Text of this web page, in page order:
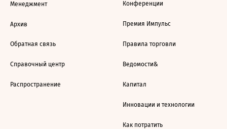
Менеджмент
Архив
Обратная связь
Справочный центр
Распространение
Конференции
Премия Импульс
Правила торговли
Ведомости&
Капитал
Инновации и технологии
Как потратить